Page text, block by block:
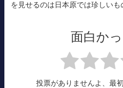
を見せるのは日本原では珍しいも
面白か
投票がありませんよ、最